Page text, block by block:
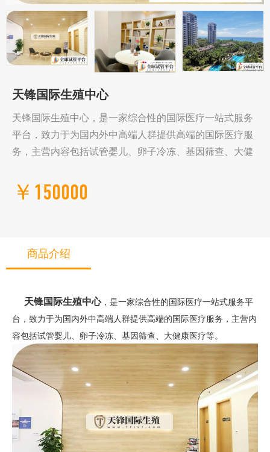
天锋国际生殖中心
天锋国际生殖中心，是一家综合性的国际医疗一站式服务
平台，致力于为国内外中高端人群提供高端的国际医疗服
务，主营内容包括试管婴儿、卵子冷冻、基因筛查、大健
￥150000
商品介绍
天锋国际生殖中心，是一家综合性的国际医疗一站式服务平
台，致力于为国内外中高端人群提供高端的国际医疗服务，主营内
容包括试管婴儿、卵子冷冻、基因筛查、大健康医疗等。